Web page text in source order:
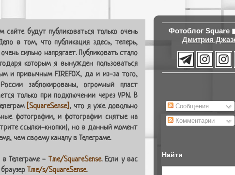
будут публиковаться только очень
в том, что публикация здесь, теперь,
сильно напрягает. Публиковать стало
которым я вынужден пользоваться
и привычным FIREFOX, да и из-за того,
заблокированы, огромный пласт
только при подключении через VPN. В
[SquareSense], что я уже довольно
фотографии, и фотографии снятые на
ссылки-кнопки), но в данный момент
чем своему каналу в Телеграме.
в Телеграме - T.me/SquareSense. Если у вас
T.me/s/SquareSense.
Фотоблог Square
Дмитрия
Сообщения
Комментарии
Найти